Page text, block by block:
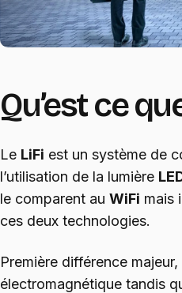
Qu’est ce
Le LiFi est un système de
l’utilisation de la lumière
le comparent au WiFi mais
ces deux technologies.
Première différence majeur,
électromagnétique tandis